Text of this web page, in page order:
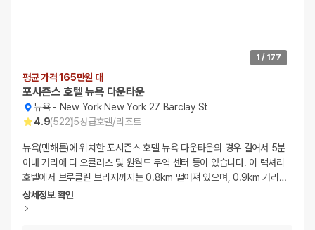
1 / 177
평균 가격 165만원 대
포시즌스 호텔 뉴욕 다운타운
뉴욕- New York New York 27 Barclay St
4.9(522)5성급호텔/리조트
뉴욕(맨해튼)에 위치한 포시즌스 호텔 뉴욕 다운타운의 경우 걸어서 5분
이내 거리에 디 오큘러스 및 원월드 무역 센터 등이 있습니다. 이 럭셔리
호텔에서 브루클린 브리지까지는 0.8km 떨어져 있으며, 0.9km 거리 …
상세정보 확인